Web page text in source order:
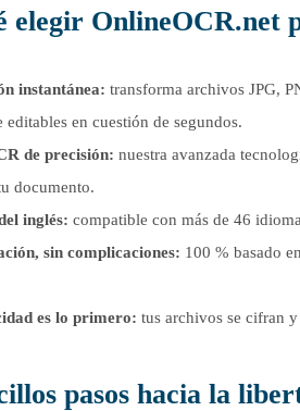
elegir OnlineOCR.net
instantánea: transforma archivos JPG,
editables en cuestión de segundos.
de precisión: nuestra avanzada
documento.
inglés: compatible con más de 46
sin complicaciones: 100 % basado
es lo primero: tus archivos se cifran
pasos hacia la